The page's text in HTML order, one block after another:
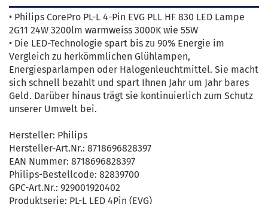
• Philips CorePro PL-L 4-Pin EVG PLL HF 830 LED Lampe
2G11 24W 3200lm warmweiss 3000K wie 55W
• Die LED-Technologie spart bis zu 90% Energie im
Vergleich zu herkömmlichen Glühlampen,
Energiesparlampen oder Halogenleuchtmittel. Sie macht
sich schnell bezahlt und spart Ihnen Jahr um Jahr bares
Geld. Darüber hinaus trägt sie kontinuierlich zum Schutz
unserer Umwelt bei.
Hersteller: Philips
Hersteller-Art.Nr.: 8718696828397
EAN Nummer: 8718696828397
Philips-Bestellcode: 82839700
GPC-Art.Nr.: 929001920402
Produktserie: PL-L LED 4Pin (EVG)